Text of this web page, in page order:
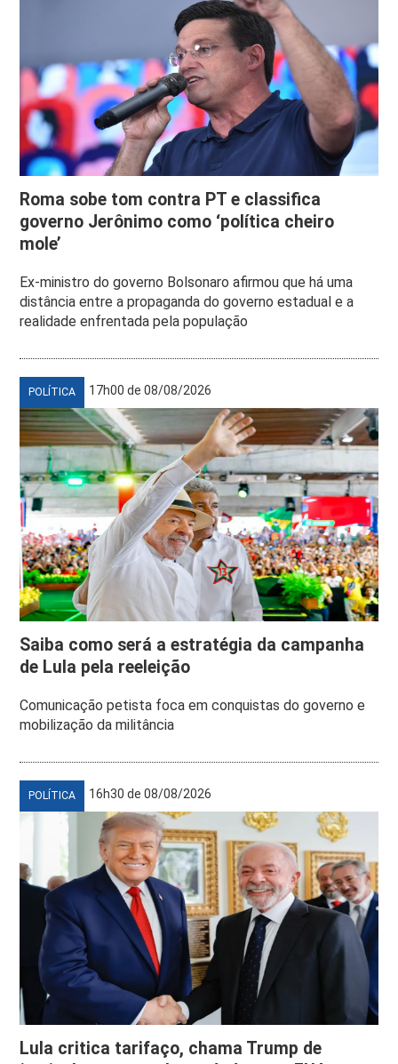
Roma sobe tom contra PT e classifica
governo Jerônimo como ‘política cheiro
mole’
Ex-ministro do governo Bolsonaro afirmou que há uma
distância entre a propaganda do governo estadual e a
realidade enfrentada pela população
POLÍTICA 17h00 de 08/08/2026
Saiba como será a estratégia da campanha
de Lula pela reeleição
Comunicação petista foca em conquistas do governo e
mobilização da militância
POLÍTICA 16h30 de 08/08/2026
Lula critica tarifaço, chama Trump de